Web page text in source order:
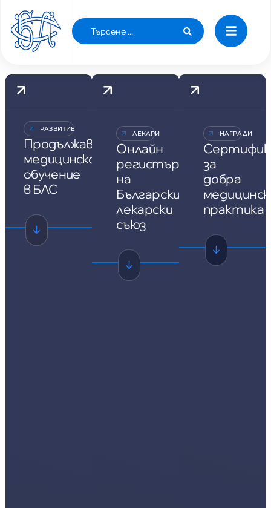
РАЗВИТИЕ
Продължаващо
медицинско
обучение
в БЛС
ЛЕКАРИ
Онлайн
регистър
на
Български
лекарски
съюз
НАГРАДИ
за
добра
практика